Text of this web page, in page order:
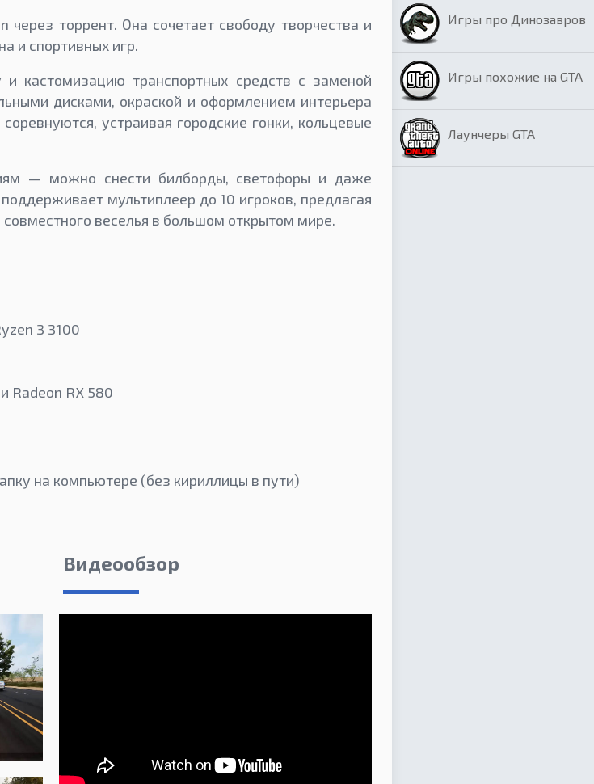
через торрент. Она сочетает свободу творчества и
и спортивных игр.
и кастомизацию транспортных средств с заменой
дисками, окраской и оформлением интерьера
устраивая городские гонки, кольцевые
— можно снести билборды, светофоры и даже
мультиплеер до 10 игроков, предлагая
веселья в большом открытом мире.
3 3100
Radeon RX 580
на компьютере (без кириллицы в пути)
Видеообзор
Игры про Динозавров
Игры похожие на GTA
Лаунчеры GTA